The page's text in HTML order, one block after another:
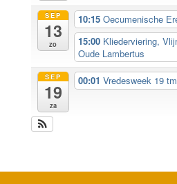
SEP
13
zo
10:15Oecumenische
15:00 Kliederviering,
Oude Lambertus
SEP
19
za
00:01Vredesweek 19